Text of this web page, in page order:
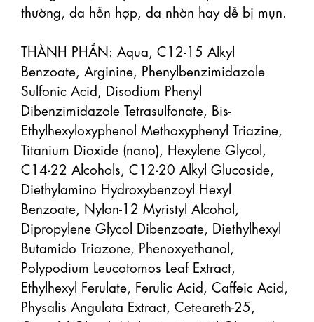
thường, da hỗn hợp, da nhờn hay dễ bị mụn.
THÀNH PHẦN: Aqua, C12-15 Alkyl
Benzoate, Arginine, Phenylbenzimidazole
Sulfonic Acid, Disodium Phenyl
Dibenzimidazole Tetrasulfonate, Bis-
Ethylhexyloxyphenol Methoxyphenyl Triazine,
Titanium Dioxide (nano), Hexylene Glycol,
C14-22 Alcohols, C12-20 Alkyl Glucoside,
Diethylamino Hydroxybenzoyl Hexyl
Benzoate, Nylon-12 Myristyl Alcohol,
Dipropylene Glycol Dibenzoate, Diethylhexyl
Butamido Triazone, Phenoxyethanol,
Polypodium Leucotomos Leaf Extract,
Ethylhexyl Ferulate, Ferulic Acid, Caffeic Acid,
Physalis Angulata Extract, Ceteareth-25,